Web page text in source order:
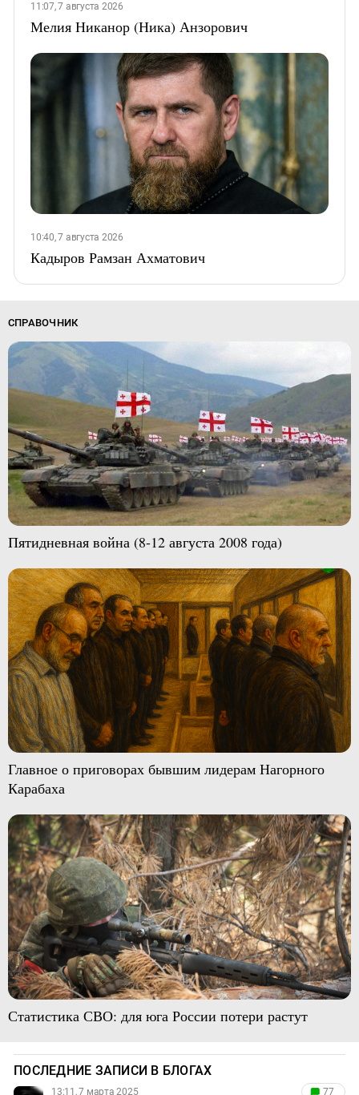
11:07, 7 августа 2026
Мелия Никанор (Ника) Анзорович
10:40, 7 августа 2026
Кадыров Рамзан Ахматович
СПРАВОЧНИК
Пятидневная война (8-12 августа 2008 года)
Главное о приговорах бывшим лидерам Нагорного
Карабаха
Статистика СВО: для юга России потери растут
ПОСЛЕДНИЕ ЗАПИСИ В БЛОГАХ
13:11, 7 марта 2025 77